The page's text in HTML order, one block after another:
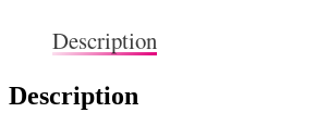
Description
Description